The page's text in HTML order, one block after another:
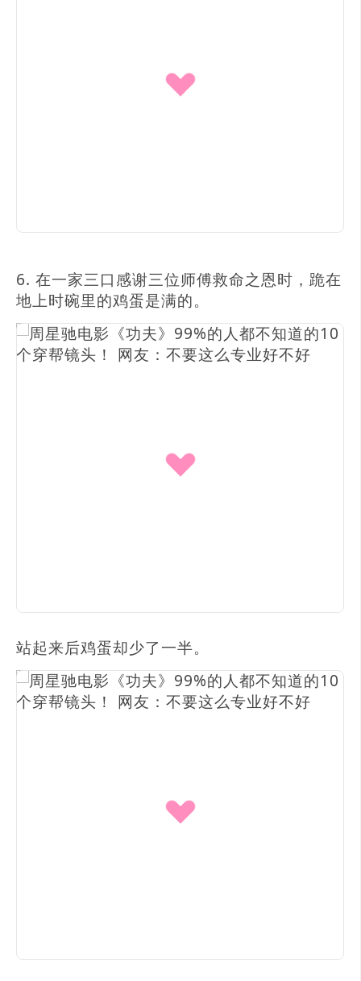
6. 在一家三口感谢三位师傅救命之恩时，跪在
地上时碗里的鸡蛋是满的。
站起来后鸡蛋却少了一半。